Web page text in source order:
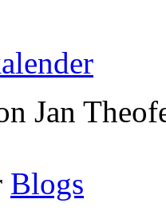
Jan
Blogs